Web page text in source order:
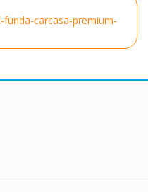
carcasa-premium-